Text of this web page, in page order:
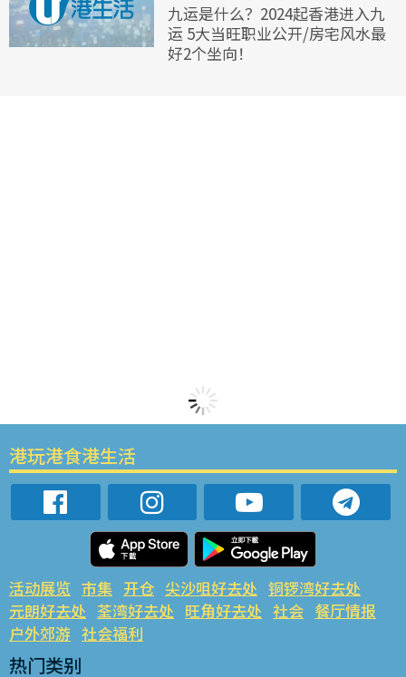
九运是什么？2024起香港进入九
运 5大当旺职业公开/房宅风水最
好2个坐向！
港玩港食港生活
活动展览 市集 开仓 尖沙咀好去处 铜锣湾好去处
元朗好去处 荃湾好去处 旺角好去处 社会 餐厅情报
户外郊游 社会福利
热门类别